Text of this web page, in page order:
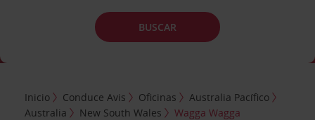
BUSCAR
Inicio Conduce Avis Oficinas
Australia Pacífico
Australia
New South Wales Wagga Wagga